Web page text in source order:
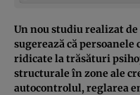
Un nou studiu realizat
sugerează că
ridicate la trăsături
structurale în zone ale
autocontrolul, reglarea